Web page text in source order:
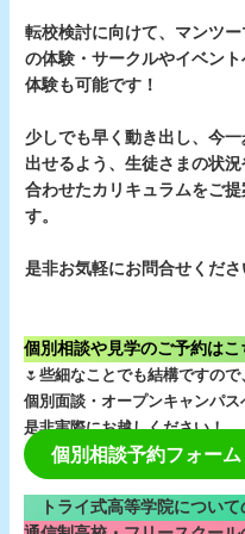
転校検討に向けて、マンツ
の体験・サークルやイベント
体験も可能です！
少しでも早く動き出し、今
出せるよう、生徒さまの状
合わせたカリキュラムをご提
す。
是非お気軽にお問合せくださ
個別相談や見学のご予約はこ
🌷 些細なことでも結構ですので
個別面談・オープンキャンパス
是非実際にお越しください！
個別相談予約フォーム
トライ式高等学院につい